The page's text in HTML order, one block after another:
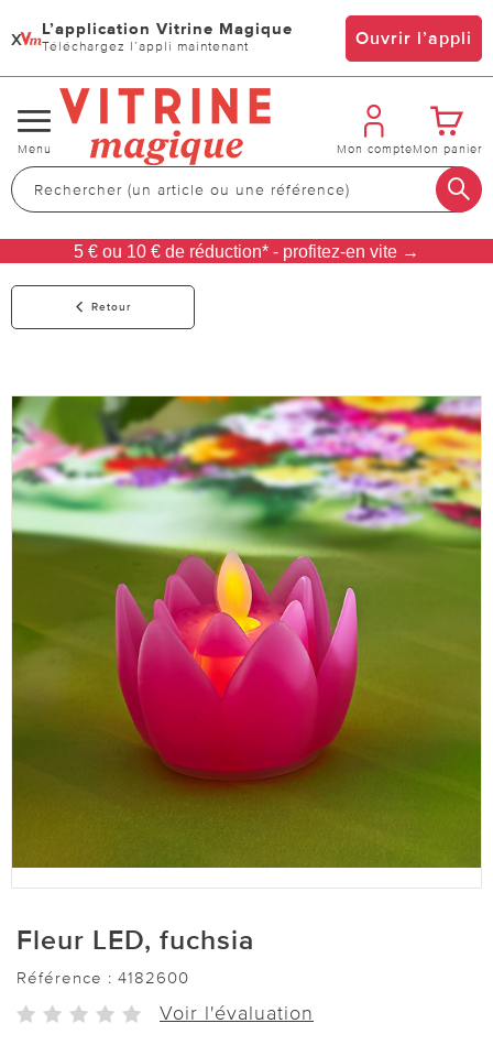
x L’application Vitrine Magique
Téléchargez l’appli maintenant Ouvrir l’appli
Changer
de
navigation
Menu Mon compteMon panier
5 € ou 10 € de réduction* - profitez-en vite →
Retour
Fleur LED, fuchsia
Référence : 4182600
Voir l'évaluation